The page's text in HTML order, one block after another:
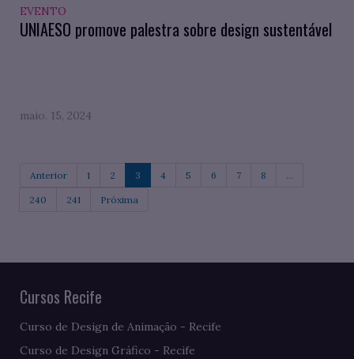
EVENTO
UNIAESO promove palestra sobre design sustentável
maio. 15, 2024
Anterior 1 2 3 4 5 6 7 8 ...
240 241 Próxima
Cursos Recife
Curso de Design de Animação - Recife
Curso de Design Gráfico - Recife